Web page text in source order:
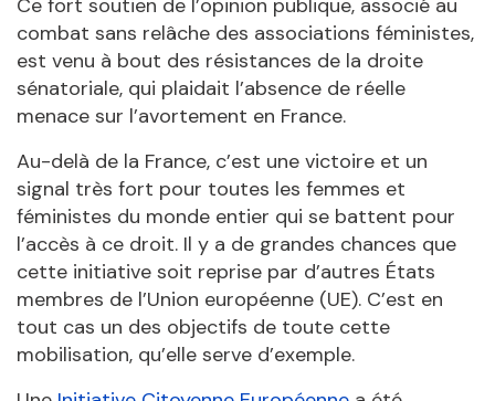
Ce fort soutien de l’opinion publique, associé au
combat sans relâche des associations féministes,
est venu à bout des résistances de la droite
sénatoriale, qui plaidait l’absence de réelle
menace sur l’avortement en France.
Au-delà de la France, c’est une victoire et un
signal très fort pour toutes les femmes et
féministes du monde entier qui se battent pour
l’accès à ce droit. Il y a de grandes chances que
cette initiative soit reprise par d’autres États
membres de l’Union européenne (UE). C’est en
tout cas un des objectifs de toute cette
mobilisation, qu’elle serve d’exemple.